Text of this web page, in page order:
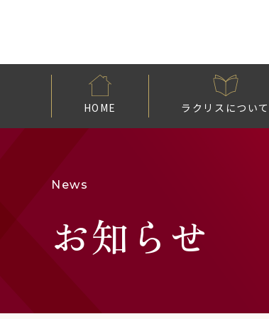
HOME ラクリスについて
News
お知らせ